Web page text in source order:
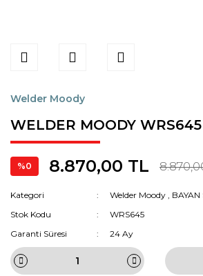
Welder Moody
WELDER MOODY WRS645
%0 8.870,00 TL
Kategori Welder Moody , BAYAN
Stok Kodu
WRS645
Garanti Süresi
24 Ay